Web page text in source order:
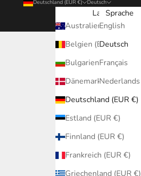
Deutschland (EUR €)
Land
Australien (EUR €)
Belgien (EUR €)
Bulgarien (EUR €)
Dänemark (EUR €)
Deutschland (EUR €)
Estland (EUR €)
Finnland (EUR €)
Frankreich (EUR €)
Griechenland (EUR €)
Deutsch
Sprache
English
Deutsch
Français
Nederlands